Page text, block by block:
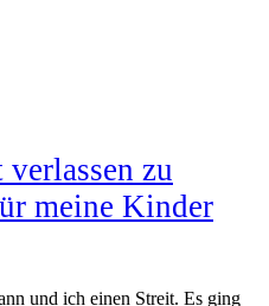
zu
meine Kinder
und ich einen Streit. Es ging